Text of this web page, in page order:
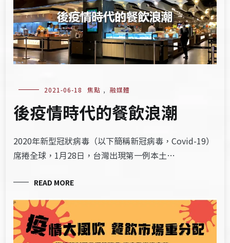
2021-06-18 焦點 , 融媒體
後疫情時代的餐飲浪潮
2020年新型冠狀病毒（以下簡稱新冠病毒，Covid-19）
席捲全球，1月28日，台灣出現第一例本土…
READ MORE